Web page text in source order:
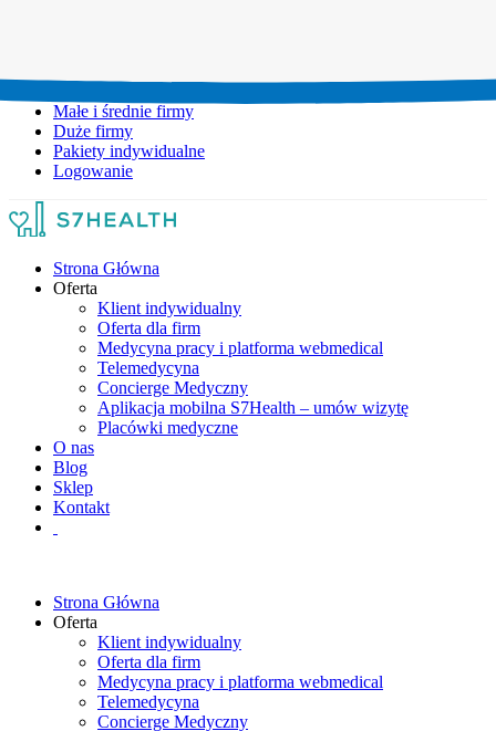
Małe i średnie firmy
Duże firmy
Pakiety indywidualne
Logowanie
Strona Główna
Oferta
Klient indywidualny
Oferta dla firm
Medycyna pracy i platforma webmedical
Telemedycyna
Concierge Medyczny
Aplikacja mobilna S7Health – umów wizytę
Placówki medyczne
O nas
Blog
Sklep
Kontakt
Strona Główna
Oferta
Klient indywidualny
Oferta dla firm
Medycyna pracy i platforma webmedical
Telemedycyna
Concierge Medyczny